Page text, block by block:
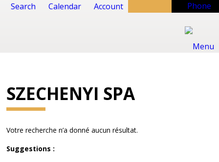
SZECHENYI SPA
Votre recherche n’a donné aucun résultat.
Suggestions :